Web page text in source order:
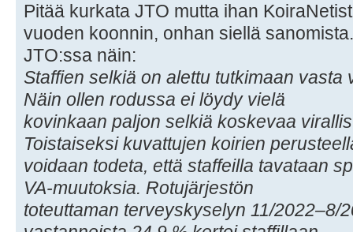
Pitää kurkata JTO mutta ihan
vuoden koonnin, onhan siellä sanomista.
JTO:ssa näin:
Staffien selkiä on alettu tutkimaan vasta
Näin ollen rodussa ei löydy vielä
kovinkaan paljon selkiä koskevaa
Toistaiseksi kuvattujen koirien
voidaan todeta, että staffeilla tavataan
VA-muutoksia. Rotujärjestön
toteuttaman terveyskyselyn 11/2022–8/